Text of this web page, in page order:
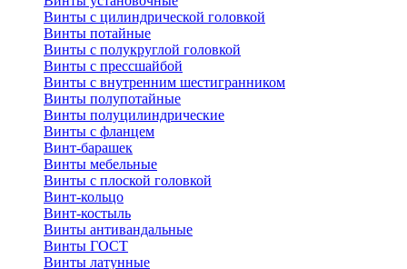
Винты с цилиндрической головкой
Винты потайные
Винты с полукруглой головкой
Винты с прессшайбой
Винты с внутренним шестигранником
Винты полупотайные
Винты полуцилиндрические
Винты с фланцем
Винт-барашек
Винты мебельные
Винты с плоской головкой
Винт-кольцо
Винт-костыль
Винты антивандальные
Винты ГОСТ
Винты латунные